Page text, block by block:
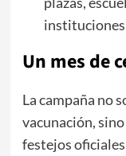
​Un mes de
​La campaña no
vacunación,
festejos